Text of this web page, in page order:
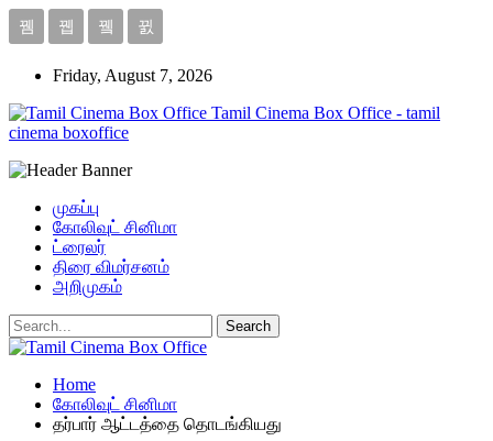
Friday, August 7, 2026
Tamil Cinema Box Office - tamil
cinema boxoffice
முகப்பு
கோலிவுட் சினிமா
ட்ரைலர்
திரை விமர்சனம்
அறிமுகம்
Home
கோலிவுட் சினிமா
தர்பார் ஆட்டத்தை தொடங்கியது